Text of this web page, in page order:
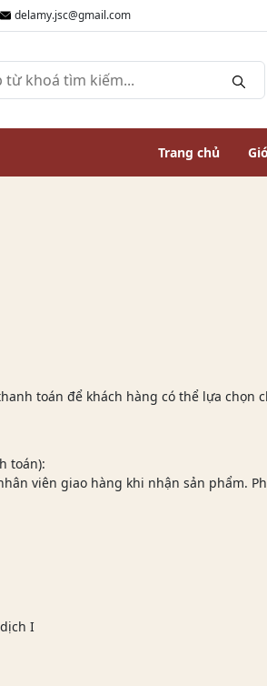
delamy.jsc@gmail.com
Trang chủ
toán để khách hàng có thể lựa chọn
toán):
viên giao hàng khi nhận sản phẩm.
I